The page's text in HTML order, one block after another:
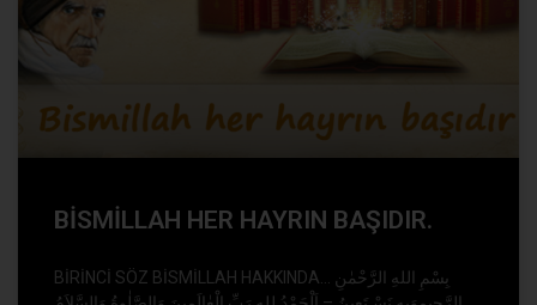
BİSMİLLAH HER HAYRIN BAŞIDIR.
BİRİNCİ SÖZ BİSMİLLAH HAKKINDA… بِسْمِ اللهِ الرَّحْمٰنِ